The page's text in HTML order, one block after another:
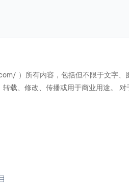
）所有内容，包括但不限于文字、
载、修改、传播或用于商业用途。